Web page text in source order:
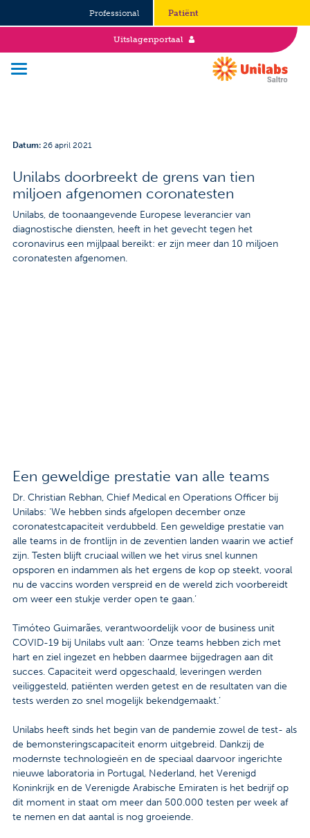
Professional Patiënt
Uitslagenportaal
Duurzaamheid en Good Governance
Werken bij
Stages
Locaties
Praktische informatie
Onderzoeken
Datum: 26 april 2021
Unilabs doorbreekt de grens van tien
miljoen afgenomen coronatesten
Unilabs, de toonaangevende Europese leverancier van
diagnostische diensten, heeft in het gevecht tegen het
coronavirus een mijlpaal bereikt: er zijn meer dan 10 miljoen
coronatesten afgenomen.
Een geweldige prestatie van alle teams
Dr. Christian Rebhan, Chief Medical en Operations Officer bij
Unilabs: ‘We hebben sinds afgelopen december onze
coronatestcapaciteit verdubbeld. Een geweldige prestatie van
alle teams in de frontlijn in de zeventien landen waarin we actief
zijn. Testen blijft cruciaal willen we het virus snel kunnen
opsporen en indammen als het ergens de kop op steekt, vooral
nu de vaccins worden verspreid en de wereld zich voorbereidt
om weer een stukje verder open te gaan.’
Timóteo Guimarães, verantwoordelijk voor de business unit
COVID-19 bij Unilabs vult aan: ‘Onze teams hebben zich met
hart en ziel ingezet en hebben daarmee bijgedragen aan dit
succes. Capaciteit werd opgeschaald, leveringen werden
veiliggesteld, patiënten werden getest en de resultaten van die
tests werden zo snel mogelijk bekendgemaakt.’
Unilabs heeft sinds het begin van de pandemie zowel de test- als
de bemonsteringscapaciteit enorm uitgebreid. Dankzij de
modernste technologieën en de speciaal daarvoor ingerichte
nieuwe laboratoria in Portugal, Nederland, het Verenigd
Koninkrijk en de Verenigde Arabische Emiraten is het bedrijf op
dit moment in staat om meer dan 500.000 testen per week af
te nemen en dat aantal is nog groeiende.